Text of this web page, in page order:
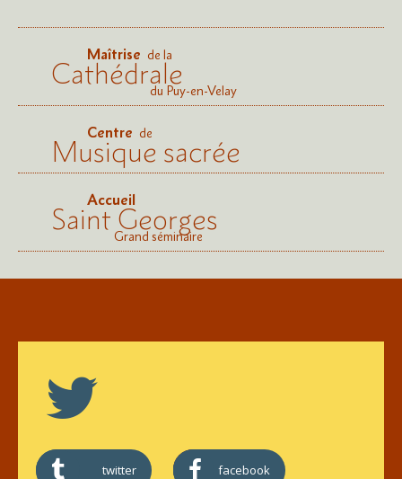
Maîtrise de la
Cathédraledu Puy-en-Velay
Centre de
Musique sacrée
Accueil
Saint Georges
Grand séminaire
twitter facebook